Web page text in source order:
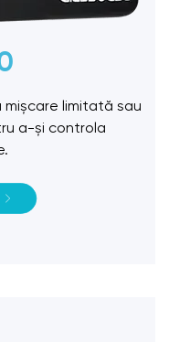
limitată sau
a-și controla